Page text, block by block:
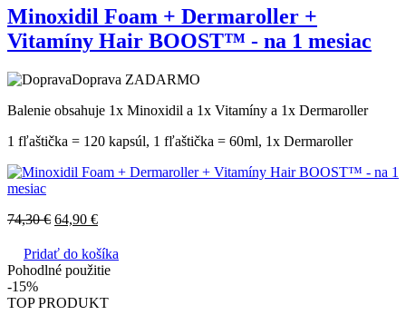
Minoxidil Foam + Dermaroller +
Vitamíny Hair BOOST™ - na 1 mesiac
Doprava ZADARMO
Balenie obsahuje 1x Minoxidil a 1x Vitamíny a 1x Dermaroller
1 fľaštička = 120 kapsúl, 1 fľaštička = 60ml, 1x Dermaroller
74,30€ 64,90 €
Pridať do košíka
Pohodlné použitie
-15%
TOP PRODUKT